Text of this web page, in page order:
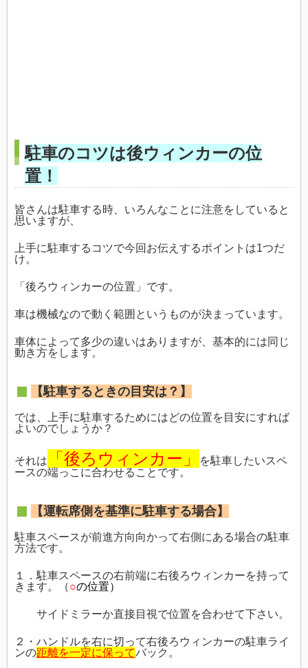
駐車のコツは後ウィンカーの位
置！
皆さんは駐車する時、いろんなことに注意をしていると
思いますが、
上手に駐車するコツで今回お伝えするポイントは1つだ
け。
「後ろウィンカーの位置」です。
車は機械なので動く範囲というものが決まっています。
車体によって多少の違いはありますが、基本的には同じ
動き方をします。
【駐車するときの目安は？】
では、上手に駐車するためにはどの位置を目安にすれば
よいのでしょうか？
それは 「後ろウィンカー」
を駐車したいスペ
ースの端っこに合わせることです。
【運転席側を基準に駐車する場合】
駐車スペースが前進方向向かって右側にある場合の駐車
方法です。
１．駐車スペースの右前端に右後ろウィンカーを持って
きます。（○の位置）
サイドミラーか直接目視で位置を合わせて下さい。
２・ハンドルを右に切って右後ろウィンカーの駐車ライ
ンの距離を一定に保ってバック。